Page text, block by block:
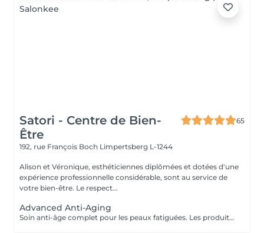
Satori - Centre de Bien-
Être
65
192, rue François Boch Limpertsberg L-1244
Alison et Véronique, esthéticiennes diplômées et dotées d'une
expérience professionnelle considérable, sont au service de
votre bien-être. Le respect...
Advanced Anti-Aging
Soin anti-âge complet pour les peaux fatiguées. Les produits pénètrent en profondeur grâce au Sono Lifter (ultrasons). Il permet de lutter contre les rides et les cicatrices d'acné. L'Oxy Booster rafraîchit la peau et atténue les signes de fatigue, même au niveau du contour des yeux, pour un regard illuminé.